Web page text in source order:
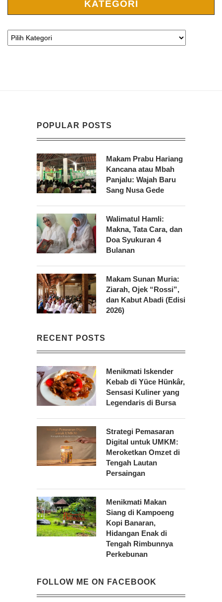
KATEGORI
POPULAR POSTS
Makam Prabu Hariang
Kancana atau Mbah
Panjalu: Wajah Baru
Sang Nusa Gede
Walimatul Hamli:
Makna, Tata Cara, dan
Doa Syukuran 4
Bulanan
Makam Sunan Muria:
Ziarah, Ojek “Rossi”,
dan Kabut Abadi (Edisi
2026)
RECENT POSTS
Menikmati Iskender
Kebab di Yüce Hünkâr,
Sensasi Kuliner yang
Legendaris di Bursa
Strategi Pemasaran
Digital untuk UMKM:
Meroketkan Omzet di
Tengah Lautan
Persaingan
Menikmati Makan
Siang di Kampoeng
Kopi Banaran,
Hidangan Enak di
Tengah Rimbunnya
Perkebunan
FOLLOW ME ON FACEBOOK